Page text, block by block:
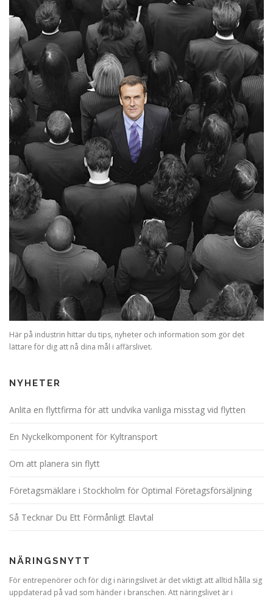
Här på industrin hittar du tips, nyheter och information som gör det
lättare för dig att nå dina mål i affärslivet.
NYHETER
Anlita en flyttfirma för att undvika vanliga misstag vid flytten
En Nyckelkomponent för Kyltransport
Om att planera sin flytt
Företagsmäklare i Stockholm för Optimal Företagsförsäljning
Så Tecknar Du Ett Förmånligt Elavtal
NÄRINGSNYTT
För entrepenörer och för dig i näringslivet är det viktigt att alltid hålla sig
uppdaterad på vad som händer i branschen. Att näringslivet är i